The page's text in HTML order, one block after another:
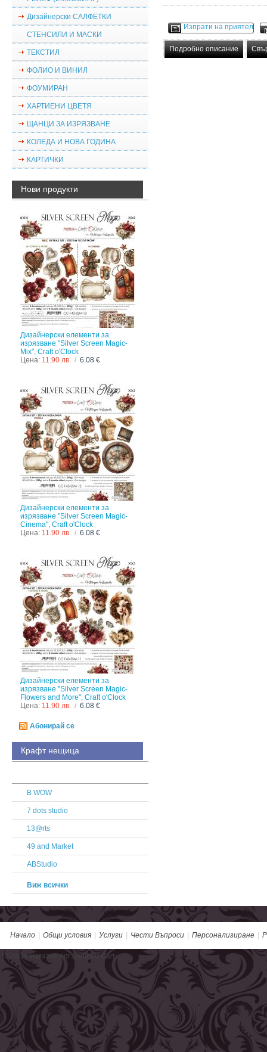
Дизайнерски САЛФЕТКИ
СТЕНСИЛИ И МАСКИ
ТЕКСТИЛ
ФОЛИО И ВИНИЛ
ФОУМИРАН
ХАРТИЕНИ ЦВЕТЯ
ЩАНЦИ ЗА ИЗРЯЗВАНЕ
КОЛЕДА И НОВА ГОДИНА
КАРТИЧКИ
Нови продукти
Дизайнерски елементи за
изрязване "Silver Screen Magic-
Mix", Craft o'Clock
Цена: 11.90 лв. / 6.08 €
Дизайнерски елементи за
изрязване "Silver Screen Magic-
Cinema", Craft o'Clock
Цена: 11.90 лв. / 6.08 €
Дизайнерски елементи за
изрязване "Silver Screen Magic-
Flowers and More", Craft o'Clock
Цена: 11.90 лв. / 6.08 €
Абонирай се
Крафт нещица
B WOW
7 dots studio
13@rts
49 and Market
ABStudio
Виж всички
Изпрати на приятел
Подробно описание
Начало Общи условия Услуги Чести Въпроси Персонализиране
Онлайн магазин от Summer Cart